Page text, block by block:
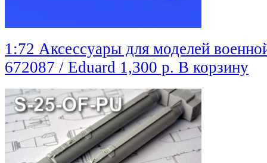
1:72 Аксессуары для моделей
672087 / Eduard 1,300 р. В корзину